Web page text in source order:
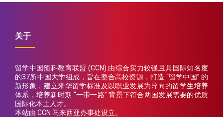
关于
留学中国预科教育联盟 (CCN) 由综合实力较强且具国际知名度
的37所中国大学组成，旨在整合高校资源，打造 “留学中国” 的
新形象，建立来华留学标准及以职业发展为导向的留学生培养
体系，培养新时期 “一带一路” 背景下符合两国发展需要的优质
国际化本土人才。
本站由 CCN 马来西亚办事处设立。